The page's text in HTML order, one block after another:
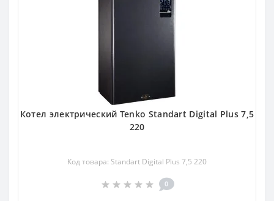
Котел электрический Tenko Standart Digital Plus 7,5
220
Код товара: Standart Digital Plus 7,5 220
0